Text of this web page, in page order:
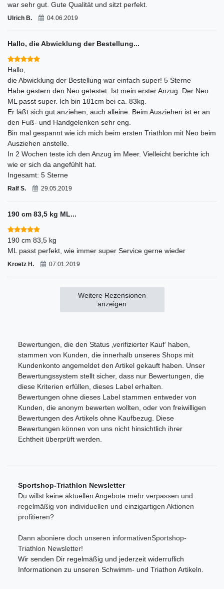
war sehr gut. Gute Qualität und sitzt perfekt.
Ulrich B. 04.06.2019
Hallo, die Abwicklung der Bestellung...
Hallo,
die Abwicklung der Bestellung war einfach super! 5 Sterne
Habe gestern den Neo getestet. Ist mein erster Anzug. Der Neo
ML passt super. Ich bin 181cm bei ca. 83kg.
Er läßt sich gut anziehen, auch alleine. Beim Ausziehen ist er an
den Fuß- und Handgelenken sehr eng.
Bin mal gespannt wie ich mich beim ersten Triathlon mit Neo beim
Ausziehen anstelle.
In 2 Wochen teste ich den Anzug im Meer. Vielleicht berichte ich
wie er sich da angefühlt hat.
Ingesamt: 5 Sterne
Ralf S. 29.05.2019
190 cm 83,5 kg ML...
190 cm 83,5 kg
ML passt perfekt, wie immer super Service gerne wieder
Kroetz H. 07.01.2019
Weitere Rezensionen
anzeigen
Bewertungen, die den Status ‚verifizierter Kauf‘ haben,
stammen von Kunden, die innerhalb unseres Shops mit
Kundenkonto angemeldet den Artikel gekauft haben. Unser
Bewertungssystem stellt sicher, dass nur Bewertungen, die
diese Kriterien erfüllen, dieses Label erhalten.
Bewertungen ohne dieses Label stammen entweder von
Kunden, die anonym bewerten wollten, oder von freiwilligen
Bewertungen des Artikels ohne Kaufbezug. Diese
Bewertungen können von uns nicht hinsichtlich ihrer
Echtheit überprüft werden.
Sportshop-Triathlon Newsletter
Du willst keine aktuellen Angebote mehr verpassen und
regelmäßig von individuellen und einzigartigen Aktionen
profitieren?
Dann aboniere doch unseren informativenSportshop-
Triathlon Newsletter!
Wir senden Dir regelmäßig und jederzeit widerruflich
Informationen zu unseren Schwimm- und Triathon Artikeln.